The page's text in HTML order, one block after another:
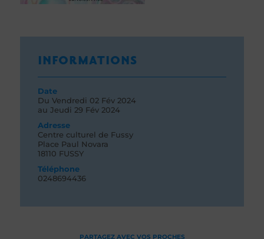
INFORMATIONS
Date
Du Vendredi 02 Fév 2024
au Jeudi 29 Fév 2024
Adresse
Centre culturel de Fussy
Place Paul Novara
18110 FUSSY
Téléphone
0248694436